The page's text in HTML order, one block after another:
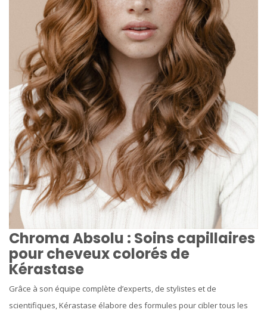
Chroma Absolu : Soins capillaires
pour cheveux colorés de
Kérastase
Grâce à son équipe complète d’experts, de stylistes et de
scientifiques, Kérastase élabore des formules pour cibler tous les